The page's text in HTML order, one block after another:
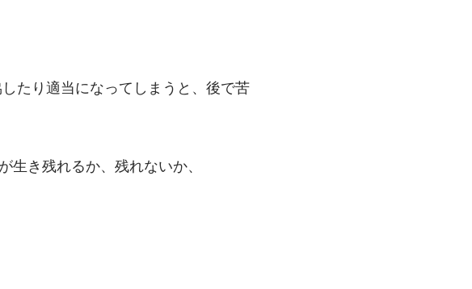
たり適当になってしまうと、後で苦
生き残れるか、残れないか、